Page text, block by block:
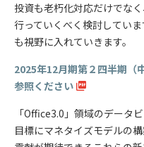
投資も老朽化対応だけでな
行っていくべく検討してい
も視野に入れていきます。
2025年12月期第２四半期（
参照ください
「Office3.0」領域のデータ
目標にマネタイズモデルの